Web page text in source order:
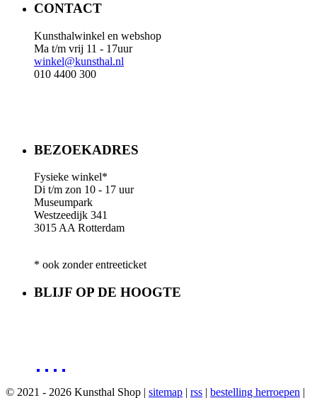
CONTACT
Kunsthalwinkel en webshop
Ma t/m vrij 11 - 17uur
winkel@kunsthal.nl
010 4400 300
BEZOEKADRES
Fysieke winkel*
Di t/m zon 10 - 17 uur
Museumpark
Westzeedijk 341
3015 AA Rotterdam
* ook zonder entreeticket
BLIJF OP DE HOOGTE
© 2021 - 2026 Kunsthal Shop | sitemap | rss | bestelling herroepen |